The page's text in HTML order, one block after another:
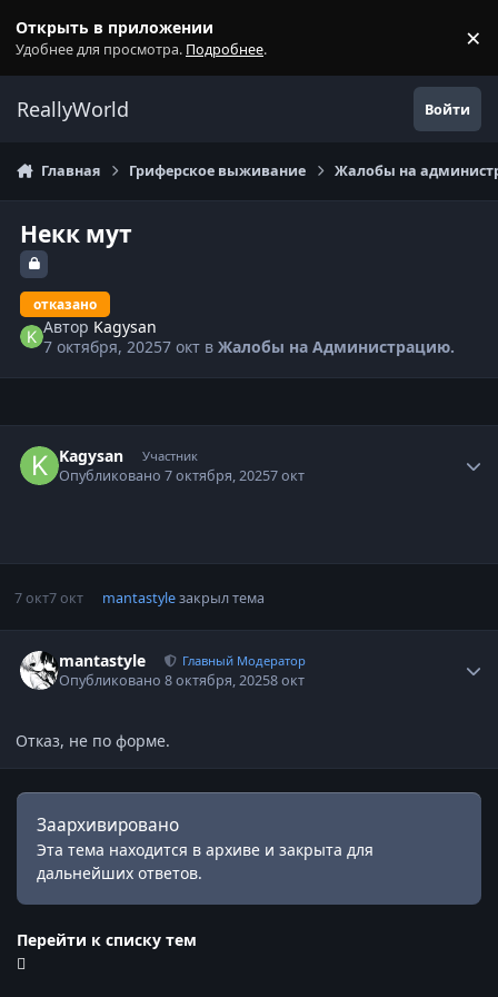
Открыть в приложении
Удобнее для просмотра. Подробнее. ×
ReallyWorld Войти
Главная Гриферское выживание Жалобы на
Некк мут
отказано
Автор Kagysan
7 октября, 20257 окт вЖалобы на Администрацию.
Kagysan Участник
Опубликовано7 октября, 20257 окт
7 окт7 окт mantastyleзакрыл тема
mantastyle Главный Модератор
Опубликовано8 октября, 20258 окт
Отказ, не по форме.
Заархивировано
Эта тема находится в архиве и закрыта для
дальнейших ответов.
Перейти к списку тем